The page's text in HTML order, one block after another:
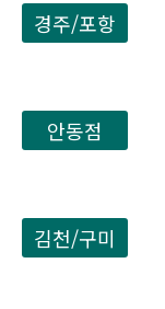
경주/포항
안동점
김천/구미